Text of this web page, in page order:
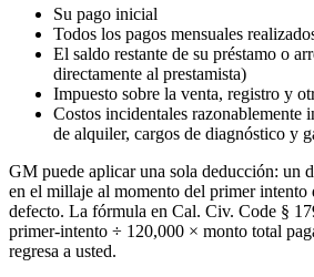
Su pago inicial
Todos los pagos mensuales
El saldo restante de su préstamo o
directamente al prestamista)
Impuesto sobre la venta, registro y
Costos incidentales
de alquiler, cargos de diagnóstico y
GM puede aplicar una sola deducción: un
en el millaje al momento del primer intento
defecto. La fórmula en Cal. Civ. Code §
primer-intento ÷ 120,000 × monto total
regresa a usted.